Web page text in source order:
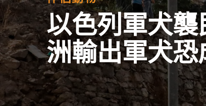
以色列軍犬襲
洲輸出軍犬恐